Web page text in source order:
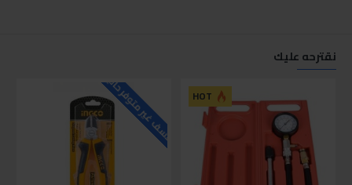
نقترحه عليك
HOT للاسف غير متوفر حاليا